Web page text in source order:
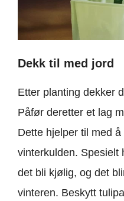
Dekk til med jord
Etter planting dekker
Påfør deretter et lag
Dette hjelper til med
vinterkulden. Spesielt
det bli kjølig, og det
vinteren. Beskytt